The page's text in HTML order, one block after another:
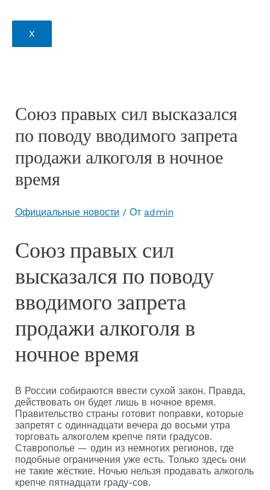
X
Союз правых сил высказался
по поводу вводимого запрета
продажи алкоголя в ночное
время
Официальные новости / От admin
Союз правых сил
высказался по поводу
вводимого запрета
продажи алкоголя в
ночное время
В России собираются ввести сухой закон. Правда,
действовать он будет лишь в ночное время.
Правительство страны готовит поправки, которые
запретят с одиннадцати вечера до восьми утра
торговать алкоголем крепче пяти градусов.
Ставрополье — один из немногих регионов, где
подобные ограничения уже есть. Только здесь они
не такие жёсткие. Ночью нельзя продавать алкоголь
крепче пятнадцати граду-сов.